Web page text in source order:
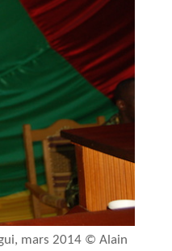
mars 2014 © Alain